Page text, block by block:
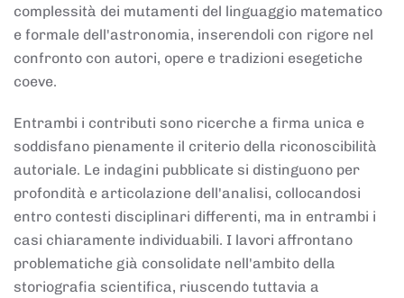
complessità dei mutamenti del linguaggio matematico
e formale dell'astronomia, inserendoli con rigore nel
confronto con autori, opere e tradizioni esegetiche
coeve.
Entrambi i contributi sono ricerche a firma unica e
soddisfano pienamente il criterio della riconoscibilità
autoriale. Le indagini pubblicate si distinguono per
profondità e articolazione dell'analisi, collocandosi
entro contesti disciplinari differenti, ma in entrambi i
casi chiaramente individuabili. I lavori affrontano
problematiche già consolidate nell'ambito della
storiografia scientifica, riuscendo tuttavia a